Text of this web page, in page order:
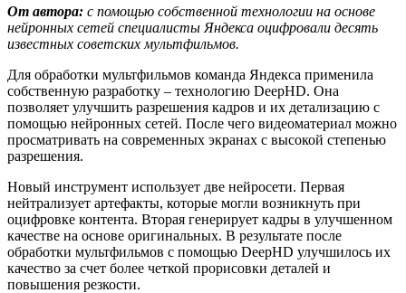
От автора: с помощью собственной технологии на основе
нейронных сетей специалисты Яндекса оцифровали десять
известных советских мультфильмов.
Для обработки мультфильмов команда Яндекса применила
собственную разработку – технологию DeepHD. Она
позволяет улучшить разрешения кадров и их детализацию с
помощью нейронных сетей. После чего видеоматериал можно
просматривать на современных экранах с высокой степенью
разрешения.
Новый инструмент использует две нейросети. Первая
нейтрализует артефакты, которые могли возникнуть при
оцифровке контента. Вторая генерирует кадры в улучшенном
качестве на основе оригинальных. В результате после
обработки мультфильмов с помощью DeepHD улучшилось их
качество за счет более четкой прорисовки деталей и
повышения резкости.